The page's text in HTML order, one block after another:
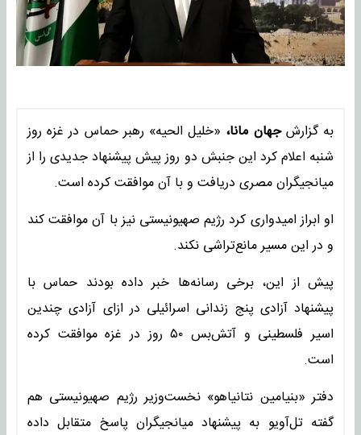
به گزارشجهان مانا، «خلیل الحیه» رهبر حماس در غزه روز
شنبه اعلام کرد این جنبش دو روز پیش پیشنهاد جدیدی را از
میانجیگران مصری دریافت و با آن موافقت کرده است.
او ابراز امیدواری کرد رژیم صهیونیستی نیز با آن موافقت کند
و در این مسیر مانع‌تراشی نکند.
پیش از این، برخی رسانه‌ها خبر داده بودند حماس با
پیشنهاد آزادی پنج زندانی اسرائیلی در ازای آزادی چندین
اسیر فلسطینی و آتش‌بس ۵۰ روز در غزه موافقت کرده
است.
دفتر «بنیامین نتانیاهو» نخست‌وزیر رژیم صهیونیستی هم
گفته تل‌آویو به پیشنهاد میانجیگران پاسخ متقابل داده